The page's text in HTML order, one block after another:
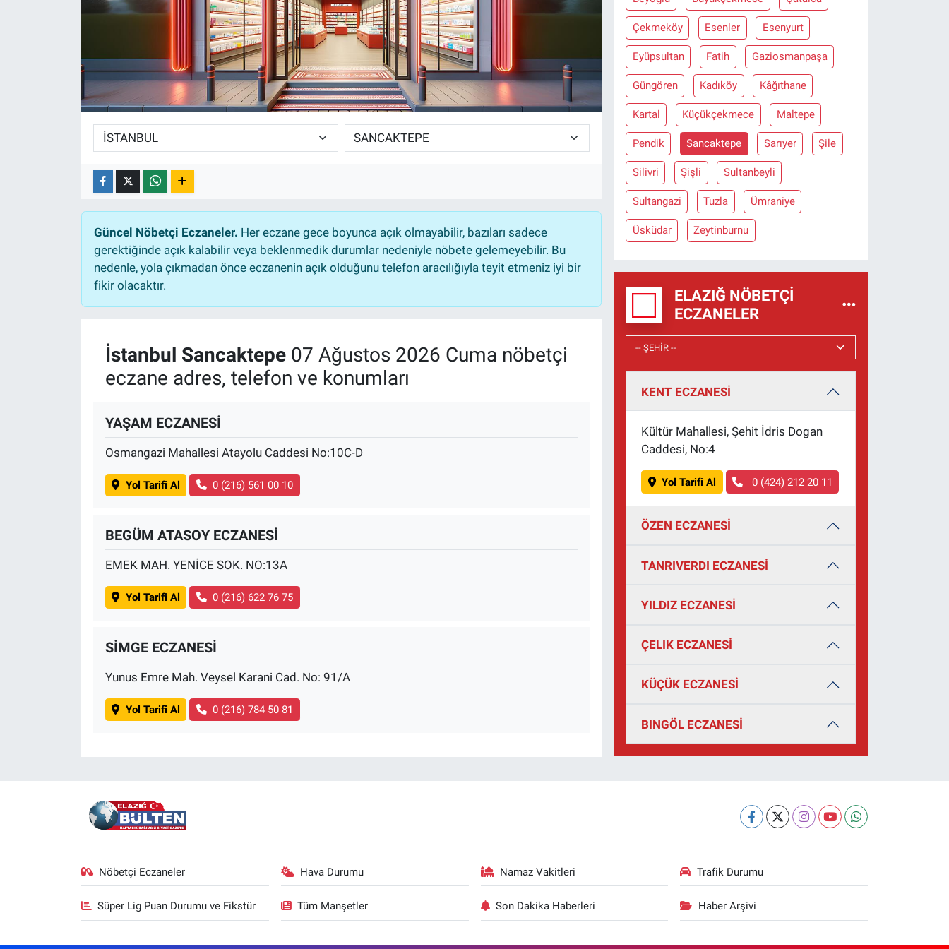
Güncel Nöbetçi Eczaneler. Her eczane gece boyunca açık olmayabilir, bazıları sadece
gerektiğinde açık kalabilir veya beklenmedik durumlar nedeniyle nöbete gelemeyebilir. Bu
nedenle, yola çıkmadan önce eczanenin açık olduğunu telefon aracılığıyla teyit etmeniz iyi bir
fikir olacaktır.
İstanbul Sancaktepe07 Ağustos 2026 Cuma nöbetçi
eczane adres, telefon ve konumları
YAŞAM ECZANESİ
Osmangazi Mahallesi Atayolu Caddesi No:10C-D
Yol Tarifi Al 0 (216) 561 00 10
BEGÜM ATASOY ECZANESİ
EMEK MAH. YENİCE SOK. NO:13A
Yol Tarifi Al 0 (216) 622 76 75
SİMGE ECZANESİ
Yunus Emre Mah. Veysel Karani Cad. No: 91/A
Yol Tarifi Al 0 (216) 784 50 81
Çekmeköy Esenler Esenyurt
Eyüpsultan Fatih Gaziosmanpaşa
Güngören Kadıköy Kâğıthane
Kartal Küçükçekmece Maltepe
Pendik Sancaktepe Sarıyer Şile
Silivri Şişli Sultanbeyli
Sultangazi Tuzla Ümraniye
Üsküdar Zeytinburnu
ELAZIĞ NÖBETÇI
ECZANELER
KENT ECZANESİ
Kültür Mahallesi, Şehit İdris Dogan
Caddesi, No:4
Yol Tarifi Al 0 (424) 212 20 11
ÖZEN ECZANESİ
TANRIVERDI ECZANESİ
YILDIZ ECZANESİ
ÇELIK ECZANESİ
KÜÇÜK ECZANESİ
BINGÖL ECZANESİ
Nöbetçi Eczaneler Hava Durumu Namaz Vakitleri Trafik Durumu
Süper Lig Puan Durumu ve Fikstür Tüm Manşetler Son Dakika Haberleri Haber Arşivi